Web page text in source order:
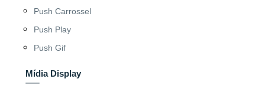
Push Carrossel
Push Play
Push Gif
Mídia Display